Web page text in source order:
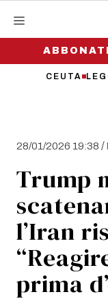
contenutoABBONATI
CEUTA
28/01/2026 19:38 /
Trump
l’Iran
prima